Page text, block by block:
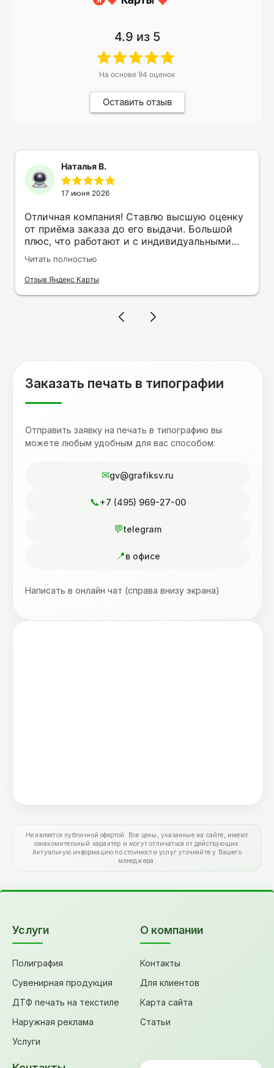
4.9 из 5
На основе 94 оценок
Оставить отзыв
Наталья В.
17 июня 2026
Отличная компания! Ставлю высшую оценку
от приёма заказа до его выдачи. Большой
плюс, что работают и с индивидуальными
заказами. Нелбходимо было нанести принт
на кружку в подарок. Заказ был исполнен
оперативно и ооочень красиво, даже не
терпеливость, отвечала на все мои вопросы.
Читать полностью
Отзыв Яндекс Карты
Заказать печать в типографии
Отправить заявку на печать в типографию вы
можете любым удобным для вас способом:
gv@grafiksv.ru
+7 (495) 969-27-00
telegram
в офисе
Написать в онлайн чат (справа внизу экрана)
Не является публичной офертой. Все цены, указанные на сайте, имеют
ознакомительный характер и могут отличаться от действующих.
Актуальную информацию по стоимости услуг уточняйте у Вашего
менеджера.
Услуги
Полиграфия
Сувенирная продукция
ДТФ печать на текстиле
Наружная реклама
Услуги
О компании
Контакты
Для клиентов
Карта сайта
Статьи